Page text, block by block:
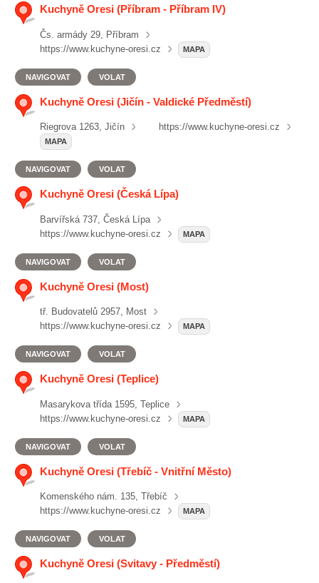
Kuchyně Oresi (Příbram - Příbram IV)
Čs. armády 29, Příbram
https://www.kuchyne-oresi.cz
MAPA
NAVIGOVAT VOLAT
Kuchyně Oresi (Jičín - Valdické Předměstí)
Riegrova 1263, Jičín https://www.kuchyne-oresi.cz
MAPA
NAVIGOVAT VOLAT
Kuchyně Oresi (Česká Lípa)
Barvířská 737, Česká Lípa
https://www.kuchyne-oresi.cz
MAPA
NAVIGOVAT VOLAT
Kuchyně Oresi (Most)
tř. Budovatelů 2957, Most
https://www.kuchyne-oresi.cz
MAPA
NAVIGOVAT VOLAT
Kuchyně Oresi (Teplice)
Masarykova třída 1595, Teplice
https://www.kuchyne-oresi.cz
MAPA
NAVIGOVAT VOLAT
Kuchyně Oresi (Třebíč - Vnitřní Město)
Komenského nám. 135, Třebíč
https://www.kuchyne-oresi.cz
MAPA
NAVIGOVAT VOLAT
Kuchyně Oresi (Svitavy - Předměstí)